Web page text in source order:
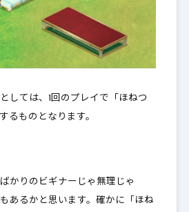
しては、 1回のプレイで「ほねつ
するものとなります。
かりのビギナーじゃ無理じゃ
あるかと思います。確かに「ほね